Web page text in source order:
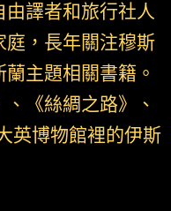
譯者和旅行社人
庭，長年關注穆斯
主題相關書籍。
《絲綢之路》、
英博物館裡的伊斯